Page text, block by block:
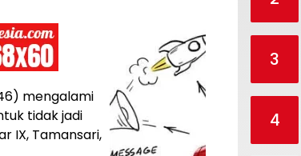
mengalami
tidak jadi
IX, Tamansari,
3
4